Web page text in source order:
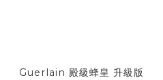
Guerlain 殿級蜂皇 升級版